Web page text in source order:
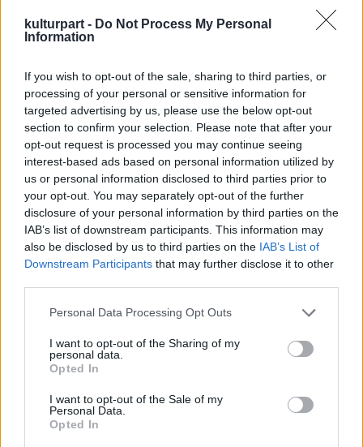
kulturpart - Do Not Process My Personal
Information
If you wish to opt-out of the sale, sharing to third parties, or
processing of your personal or sensitive information for
targeted advertising by us, please use the below opt-out
section to confirm your selection. Please note that after your
opt-out request is processed you may continue seeing
interest-based ads based on personal information utilized by
us or personal information disclosed to third parties prior to
your opt-out. You may separately opt-out of the further
disclosure of your personal information by third parties on the
IAB’s list of downstream participants. This information may
also be disclosed by us to third parties on the IAB’s List of
Downstream Participants that may further disclose it to other
Please note that this website/app uses one or more Google
not limited to your visit or usage behaviour. You may click to
grant or deny consent to Google and its third-party tags to
use your data for below specified purposes in below Google
consent section.
Personal Data Processing Opt Outs
I want to opt-out of the Sharing of my
personal data.
Opted In
I want to opt-out of the Sale of my
Personal Data.
Opted In
Magyarország egyik legjobb gitárosaként
tartják számon. Bár sohasem járt tanárhoz,
emlegetik. Kiemelkedő tudásának és
különleges zenéjüknek köszönhetően
számos külföldi koncerten is túl van már az
együttes.
- A Kárpát-medence népzenéje
kimeríthetetlen inspirációs felület. A
rockzenei elemek, a gitár, a dob vagy a
basszus a mi dalainkban is megvannak, ezért
a zenénk ismerősen cseng az amerikai vagy a
francia fülnek is, de amikor meghallják a
magyar népzenét, teljesen ledöbbennek. A
Napra hisz abban, hogy lehet a
hagyományokkal összekacsintva olyan
modern zenét játszani, amit a világ bármely
részén értenek és szeretnek az emberek-
tette hozzá Both Miklós.
A kislemeztitt